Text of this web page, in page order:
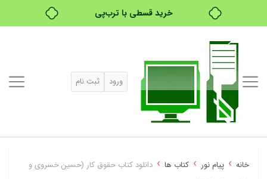
۴ قسط، بدون کارمزد
خرید قسطی با ترب‌پی
ورود ثبت نام
خانه › پیام نور › کتاب ها › دانلود کتاب حقوق کار (حسین خسروی و